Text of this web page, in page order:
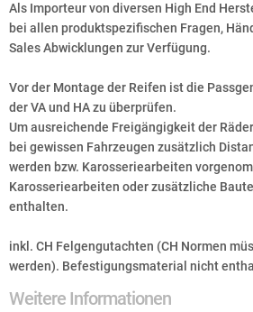
Als Importeur von diversen High End
bei allen produktspezifischen Fragen,
Sales Abwicklungen zur Verfügung.
Vor der Montage der Reifen ist die
der VA und HA zu überprüfen.
Um ausreichende Freigängigkeit der
bei gewissen Fahrzeugen zusätzlich
werden bzw. Karosseriearbeiten
Karosseriearbeiten oder zusätzliche
enthalten.
inkl. CH Felgengutachten (CH Normen
werden). Befestigungsmaterial nicht
Weitere Informationen